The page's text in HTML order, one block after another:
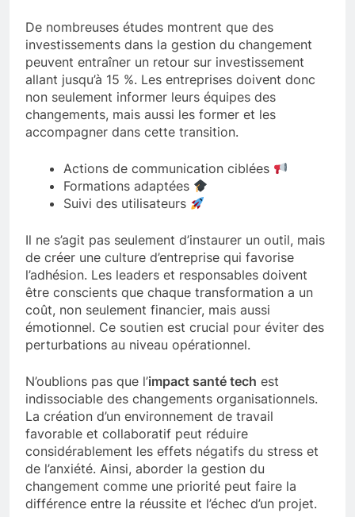
De nombreuses études montrent que des
investissements dans la gestion du changement
peuvent entraîner un retour sur investissement
allant jusqu’à 15 %. Les entreprises doivent donc
non seulement informer leurs équipes des
changements, mais aussi les former et les
accompagner dans cette transition.
Actions de communication ciblées
Formations adaptées
Suivi des utilisateurs
Il ne s’agit pas seulement d’instaurer un outil, mais
de créer une culture d’entreprise qui favorise
l’adhésion. Les leaders et responsables doivent
être conscients que chaque transformation a un
coût, non seulement financier, mais aussi
émotionnel. Ce soutien est crucial pour éviter des
perturbations au niveau opérationnel.
N’oublions pas que l’impact santé tech est
indissociable des changements organisationnels.
La création d’un environnement de travail
favorable et collaboratif peut réduire
considérablement les effets négatifs du stress et
de l’anxiété. Ainsi, aborder la gestion du
changement comme une priorité peut faire la
différence entre la réussite et l’échec d’un projet.